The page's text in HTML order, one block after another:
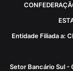
Entidade Filiada a:
Setor Bancário Sul -